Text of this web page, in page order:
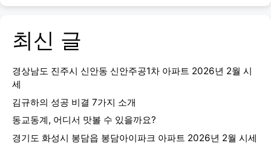
최신 글
경상남도 진주시 신안동 신안주공1차 아파트 2026년 2월 시
세
김규하의 성공 비결 7가지 소개
동교동계, 어디서 맛볼 수 있을까요?
경기도 화성시 봉담읍 봉담아이파크 아파트 2026년 2월 시세